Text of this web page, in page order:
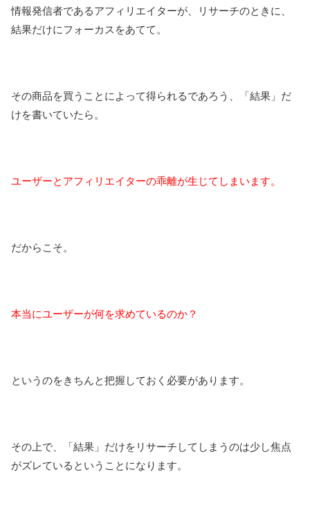
情報発信者であるアフィリエイターが、リサーチのときに、
結果だけにフォーカスをあてて。
その商品を買うことによって得られるであろう、「結果」だ
けを書いていたら。
ユーザーとアフィリエイターの乖離が生じてしまいます。
だからこそ。
本当にユーザーが何を求めているのか？
というのをきちんと把握しておく必要があります。
その上で、「結果」だけをリサーチしてしまうのは少し焦点
がズレているということになります。